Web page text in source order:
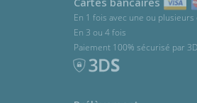
En 1 fois avec une ou plusieurs
En 3 ou 4 fois
Paiement 100% sécurisé par